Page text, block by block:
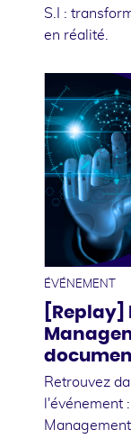
S.I :
en réalité.
ÉVÉNEMENT
[Replay]
Retrouvez
l'événement